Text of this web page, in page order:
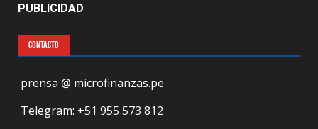
PUBLICIDAD
CONTACTO
prensa @ microfinanzas.pe
Telegram: +51 955 573 812